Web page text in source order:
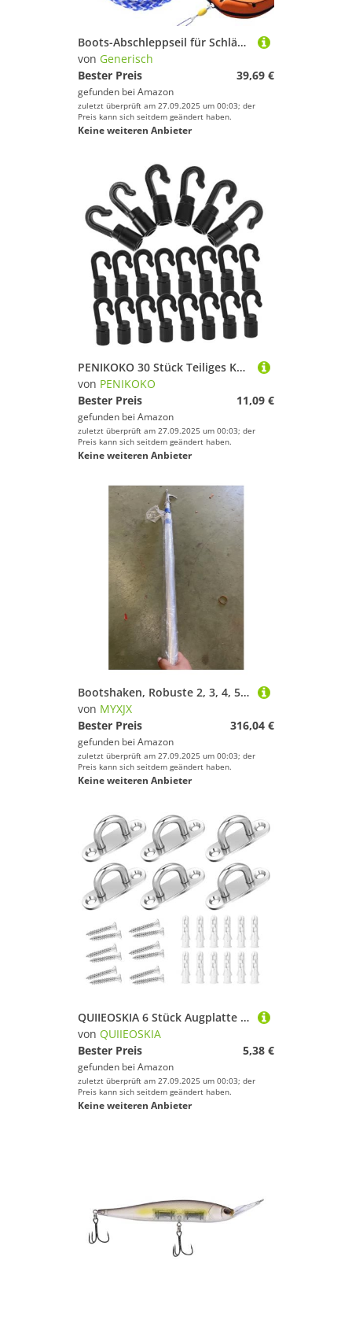
Boots-Abschleppseil für Schläuche, 4,8 m, schwimmendes Abschleppseil – Kajakgurt mit Schwimmerball und Haken, Sicherheit für Angeln, Rettung, See, Meer, Wassersport, Festmacher, Docking, Surfen
von Generisch
Bester Preis
39,69 €
gefunden bei Amazon
zuletzt überprüft am 27.09.2025 um 00:03; der
Preis kann sich seitdem geändert haben.
Keine weiteren Anbieter
PENIKOKO 30 Stück Teiliges Kunststoff Bungee Haken mit Hoher Elastizität Robuste Bootszubehör Clips für Kajak und Kanu Langlebige Befestigungshaken für Bootsgebrauch Schwarz
von PENIKOKO
Bester Preis
11,09 €
gefunden bei Amazon
zuletzt überprüft am 27.09.2025 um 00:03; der
Preis kann sich seitdem geändert haben.
Keine weiteren Anbieter
Bootshaken, Robuste 2, 3, 4, 5, 6 m Lange Bootsstangen for Schieben und Ziehen Bootfahren, leichte Dockstange mit Haken aus Edelstahl 316(4m (13ft))
von MYXJX
Bester Preis
316,04 €
gefunden bei Amazon
zuletzt überprüft am 27.09.2025 um 00:03; der
Preis kann sich seitdem geändert haben.
Keine weiteren Anbieter
QUIIEOSKIA 6 Stück Augplatte Edelstahl, 304 Edelstahl Deckenhaken, Heavy Duty Eyelet Pad, U-Haken, Haken und Schleife mit Schrauben für Wand-Deckenhaken
von QUIIEOSKIA
Bester Preis
5,38 €
gefunden bei Amazon
zuletzt überprüft am 27.09.2025 um 00:03; der
Preis kann sich seitdem geändert haben.
Keine weiteren Anbieter